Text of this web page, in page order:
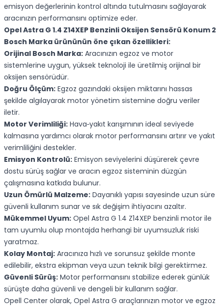
emisyon değerlerinin kontrol altında tutulmasını sağlayarak
aracınızın performansını optimize eder.
Opel Astra G 1.4 Z14XEP Benzinli Oksijen Sensörü Konum 2
Bosch Marka ürününün öne çıkan özellikleri:
Orijinal Bosch Marka: Aracınızın egzoz ve motor
sistemlerine uygun, yüksek teknoloji ile üretilmiş orijinal bir
oksijen sensörüdür.
Doğru Ölçüm: Egzoz gazındaki oksijen miktarını hassas
şekilde algılayarak motor yönetim sistemine doğru veriler
iletir.
Motor Verimliliği: Hava‑yakıt karışımının ideal seviyede
kalmasına yardımcı olarak motor performansını artırır ve yakıt
verimliliğini destekler.
Emisyon Kontrolü: Emisyon seviyelerini düşürerek çevre
dostu sürüş sağlar ve aracın egzoz sisteminin düzgün
çalışmasına katkıda bulunur.
Uzun Ömürlü Malzeme: Dayanıklı yapısı sayesinde uzun süre
güvenli kullanım sunar ve sık değişim ihtiyacını azaltır.
Mükemmel Uyum: Opel Astra G 1.4 Z14XEP benzinli motor ile
tam uyumlu olup montajda herhangi bir uyumsuzluk riski
yaratmaz.
Kolay Montaj: Aracınıza hızlı ve sorunsuz şekilde monte
edilebilir, ekstra ekipman veya uzun teknik bilgi gerektirmez.
Güvenli Sürüş: Motor performansını stabilize ederek günlük
sürüşte daha güvenli ve dengeli bir kullanım sağlar.
Opell Center olarak, Opel Astra G araçlarınızın motor ve egzoz